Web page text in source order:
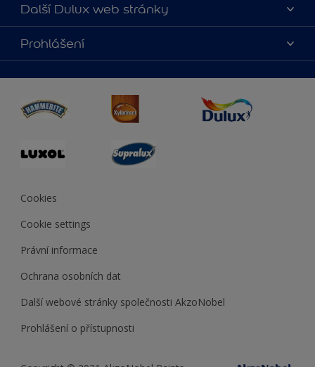
O nás
Kontaktujte nás
Najít obchod
Další Dulux web stránky
duluxmalir.cz
duluxmaliar.sk
duluxprodejnabarev.cz
duluxpredajnafarieb.sk
Prohlášení
Cookies
Cookie settings
Právní informace
Ochrana osobních dat
Další webové stránky společnosti AkzoNobel
Prohlášení o přístupnosti